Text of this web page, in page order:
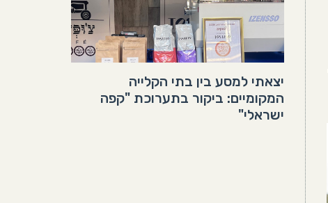
יצאתי למסע בין בתי הקלייה
המקומיים: ביקור בתערוכת "קפה
ישראלי"